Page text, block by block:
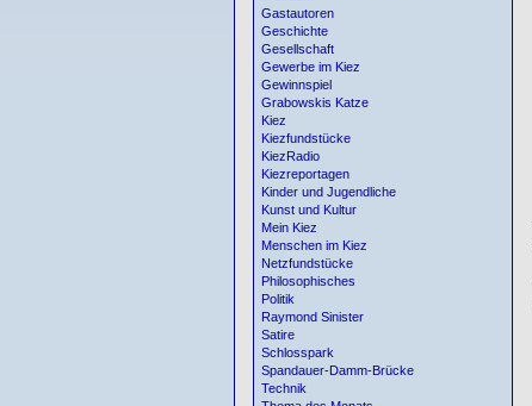
Gastautoren
Geschichte
Gesellschaft
Gewerbe im Kiez
Gewinnspiel
Grabowskis Katze
Kiez
Kiezfundstücke
KiezRadio
Kiezreportagen
Kinder und Jugendliche
Kunst und Kultur
Mein Kiez
Menschen im Kiez
Netzfundstücke
Philosophisches
Politik
Raymond Sinister
Satire
Schlosspark
Spandauer-Damm-Brücke
Technik